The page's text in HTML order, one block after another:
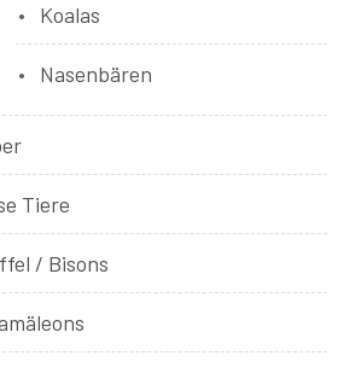
Koalas
Nasenbären
Tiere
/ Bisons